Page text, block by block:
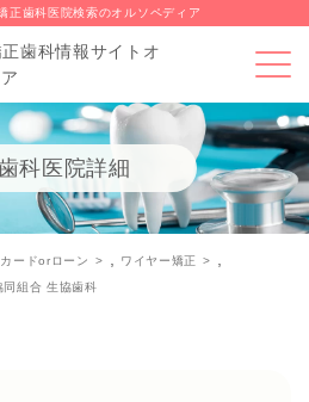
正歯科医院検索のオルソペディア
科医院詳細
カードorローン ワイヤー矯正
同組合 生協歯科